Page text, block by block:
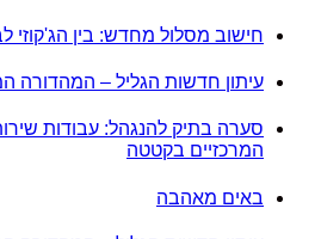
חישוב מסלול מחדש: בין הג'קוזי
עיתון חדשות הגליל – המהדורה
סערה בתיק להנגהל: עבודות
המרכזיים בקטטה
באים מאהבה